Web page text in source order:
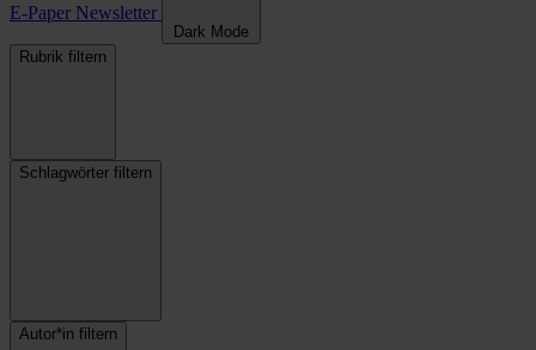
E-Paper Newsletter
Dark Mode
Rubrik filtern
Schlagwörter filtern
Autor*in filtern